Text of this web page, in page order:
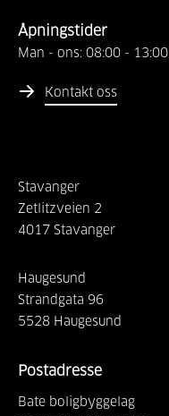
Åpningstider
Man - ons: 08:00 - 13:00
Kontakt oss
Stavanger
Zetlitzveien 2
4017 Stavanger
Haugesund
Strandgata 96
5528 Haugesund
Postadresse
Bate boligbyggelag